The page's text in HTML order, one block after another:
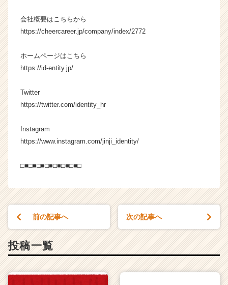
会社概要はこちらから
https://cheercareer.jp/company/index/2772
ホームページはこちら
https://id-entity.jp/
Twitter
https://twitter.com/identity_hr
Instagram
https://www.instagram.com/jinji_identity/
□■□■□■□■□■□■□■□
前の記事へ 次の記事へ
投稿一覧